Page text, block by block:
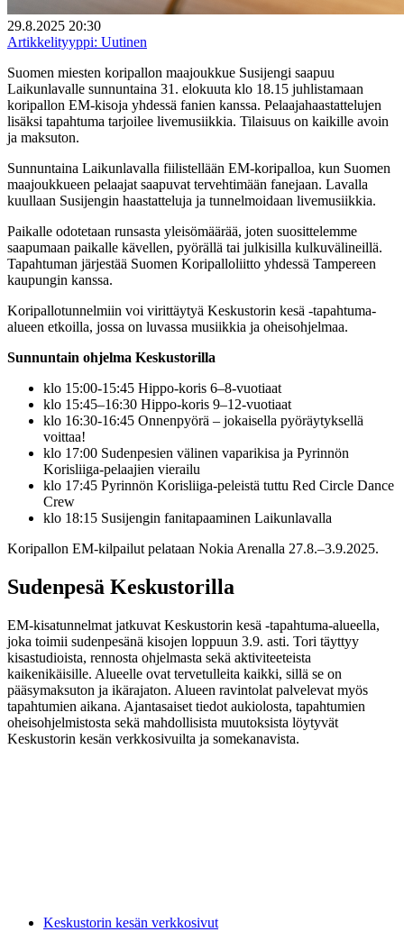
29.8.2025 20:30
Artikkelityyppi: Uutinen
Suomen miesten koripallon maajoukkue Susijengi saapuu
Laikunlavalle sunnuntaina 31. elokuuta klo 18.15 juhlistamaan
koripallon EM-kisoja yhdessä fanien kanssa. Pelaajahaastattelujen
lisäksi tapahtuma tarjoilee livemusiikkia. Tilaisuus on kaikille avoin
ja maksuton.
Sunnuntaina Laikunlavalla fiilistellään EM-koripalloa, kun Suomen
maajoukkueen pelaajat saapuvat tervehtimään fanejaan. Lavalla
kuullaan Susijengin haastatteluja ja tunnelmoidaan livemusiikkia.
Paikalle odotetaan runsasta yleisömäärää, joten suosittelemme
saapumaan paikalle kävellen, pyörällä tai julkisilla kulkuvälineillä.
Tapahtuman järjestää Suomen Koripalloliitto yhdessä Tampereen
kaupungin kanssa.
Koripallotunnelmiin voi virittäytyä Keskustorin kesä -tapahtuma-
alueen etkoilla, jossa on luvassa musiikkia ja oheisohjelmaa.
Sunnuntain ohjelma Keskustorilla
klo 15:00-15:45 Hippo-koris 6–8-vuotiaat
klo 15:45–16:30 Hippo-koris 9–12-vuotiaat
klo 16:30-16:45 Onnenpyörä – jokaisella pyöräytyksellä
voittaa!
klo 17:00 Sudenpesien välinen vaparikisa ja Pyrinnön
Korisliiga-pelaajien vierailu
klo 17:45 Pyrinnön Korisliiga-peleistä tuttu Red Circle Dance
Crew
klo 18:15 Susijengin fanitapaaminen Laikunlavalla
Koripallon EM-kilpailut pelataan Nokia Arenalla 27.8.–3.9.2025.
Sudenpesä Keskustorilla
EM-kisatunnelmat jatkuvat Keskustorin kesä -tapahtuma-alueella,
joka toimii sudenpesänä kisojen loppuun 3.9. asti. Tori täyttyy
kisastudioista, rennosta ohjelmasta sekä aktiviteeteista
kaikenikäisille. Alueelle ovat tervetulleita kaikki, sillä se on
pääsymaksuton ja ikärajaton. Alueen ravintolat palvelevat myös
tapahtumien aikana. Ajantasaiset tiedot aukiolosta, tapahtumien
oheisohjelmistosta sekä mahdollisista muutoksista löytyvät
Keskustorin kesän verkkosivuilta ja somekanavista.
Keskustorin kesän verkkosivut